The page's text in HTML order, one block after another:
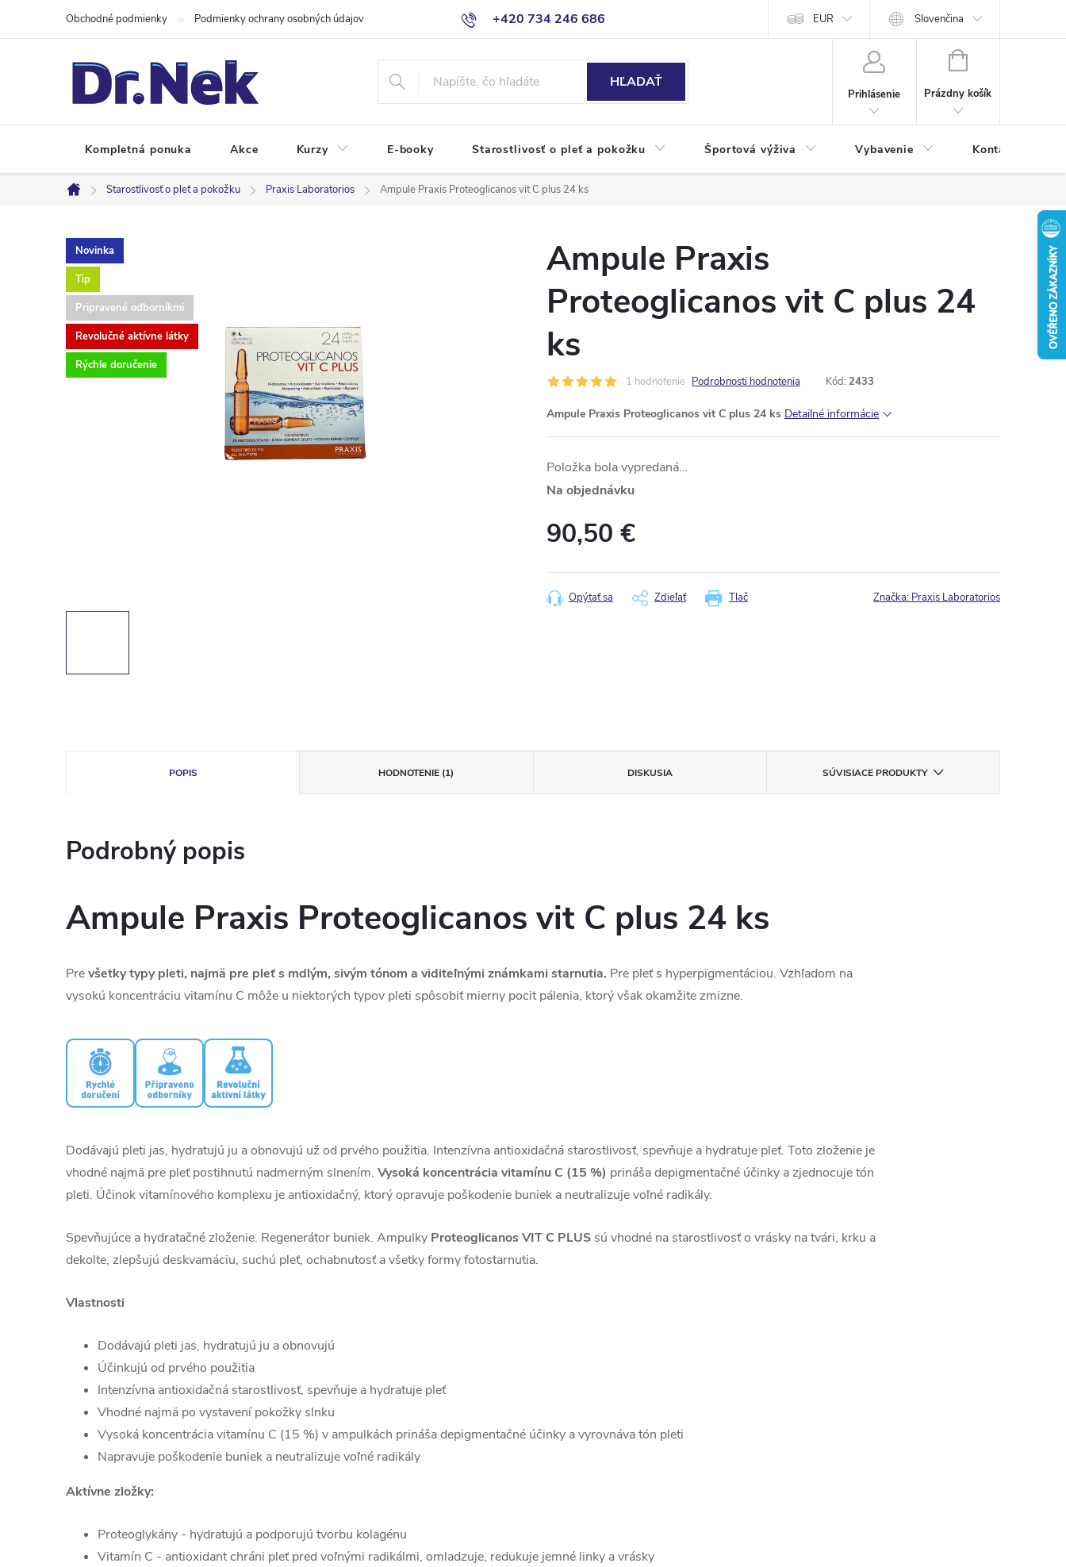
+420 734 246 686
Obchodné podmienky Podmienky ochrany osobných údajov EUR Slovenčina
HĽADAŤ
Prihlásenie
NÁKUPNÝ
Prázdny košík
Kompletná ponuka Akce Kurzy E-booky Starostlivosť o pleť a pokožku Športová výživa Vybavenie Kontakty
Domov
Starostlivosť o pleť a pokožku Praxis Laboratorios Ampule Praxis Proteoglicanos vit C plus 24 ks
Novinka
Tip
Pripravené odborníkmi
Revolučné aktívne látky
Rýchle doručenie
Ampule Praxis
Proteoglicanos vit C plus 24
ks
1 hodnotenie Podrobnosti hodnotenia Kód: 2433
Ampule Praxis Proteoglicanos vit C plus 24 ks Detailné informácie
Položka bola vypredaná…
Na objednávku
90,50 €
cena:
Tlač
Opýtať sa Zdieľať Značka: Praxis Laboratorios
POPIS HODNOTENIE (1) DISKUSIA SÚVISIACE PRODUKTY
Podrobný popis
Ampule Praxis Proteoglicanos vit C plus 24 ks
Prevšetky typy pleti, najmä pre pleť s mdlým, sivým tónom a viditeľnými známkami starnutia. Pre pleť s hyperpigmentáciou. Vzhľadom na
vysokú koncentráciu vitamínu C môže u niektorých typov pleti spôsobiť mierny pocit pálenia, ktorý však okamžite zmizne.
Dodávajú pleti jas, hydratujú ju a obnovujú už od prvého použitia. Intenzívna antioxidačná starostlivosť, spevňuje a hydratuje pleť. Toto zloženie je
vhodné najmä pre pleť postihnutú nadmerným slnením. Vysoká koncentrácia vitamínu C (15 %) prináša depigmentačné účinky a zjednocuje tón
pleti. Účinok vitamínového komplexu je antioxidačný, ktorý opravuje poškodenie buniek a neutralizuje voľné radikály.
Spevňujúce a hydratačné zloženie. Regenerátor buniek. Ampulky Proteoglicanos VIT C PLUS sú vhodné na starostlivosť o vrásky na tvári, krku a
dekolte, zlepšujú deskvamáciu, suchú pleť, ochabnutosť a všetky formy fotostarnutia.
Vlastnosti
Dodávajú pleti jas, hydratujú ju a obnovujú
Účinkujú od prvého použitia
Intenzívna antioxidačná starostlivosť, spevňuje a hydratuje pleť
Vhodné najmä po vystavení pokožky slnku
Vysoká koncentrácia vitamínu C (15 %) v ampulkách prináša depigmentačné účinky a vyrovnáva tón pleti
Napravuje poškodenie buniek a neutralizuje voľné radikály
Aktívne zložky:
Proteoglykány - hydratujú a podporujú tvorbu kolagénu
Vitamín C - antioxidant chráni pleť pred voľnými radikálmi, omladzuje, redukuje jemné linky a vrásky